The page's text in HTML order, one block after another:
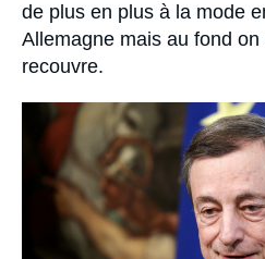
de plus en plus à la mode
Allemagne mais au fond on
recouvre.
Image
principale
médiatique